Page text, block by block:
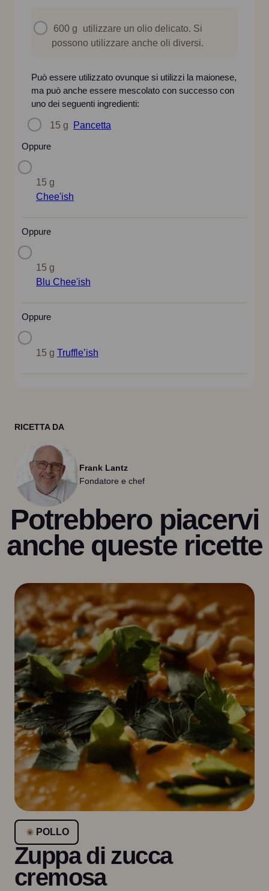
600 g
utilizzare un olio delicato. Si
possono utilizzare anche oli diversi.
Può essere utilizzato ovunque si utilizzi la maionese,
ma può anche essere mescolato con successo con
uno dei seguenti ingredienti:
15 g Pancetta
Oppure
15 g
Chee'ish
Oppure
15 g
Blu Chee'ish
Oppure
15 g Truffle’ish
RICETTA DA
Frank Lantz
Fondatore e chef
Potrebbero piacervi
anche queste ricette
POLLO
Zuppa di zucca
cremosa